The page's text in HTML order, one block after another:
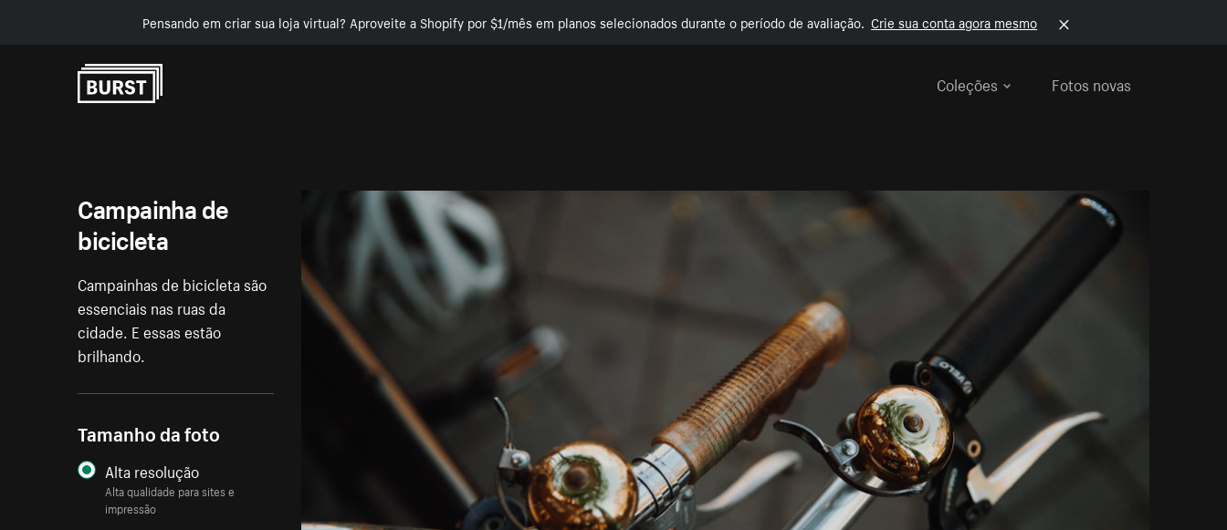
Pensando em criar sua loja virtual? Aproveite a Shopify por $1/mês em planos selecionados durante o período de avaliação. Crie sua conta agora mesmo
Coleções
Fotos novas
Campainha de
bicicleta
Campainhas de bicicleta são
essenciais nas ruas da
cidade. E essas estão
brilhando.
Tamanho da foto
Alta resolução
Alta qualidade para sites e
impressão